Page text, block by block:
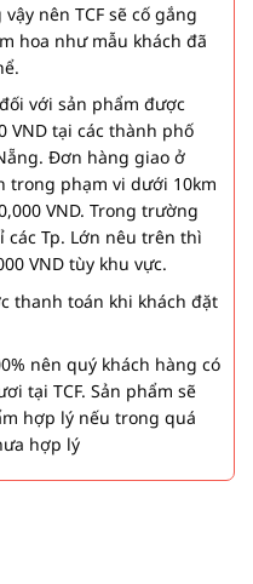
nên TCF sẽ cố gắng
hoa như mẫu khách đã
với sản phẩm được
VND tại các thành phố
Đơn hàng giao ở
trong phạm vi dưới 10km
VND. Trong trường
Tp. Lớn nêu trên thì
VND tùy khu vực.
thanh toán khi khách đặt
nên quý khách hàng có
tại TCF. Sản phẩm sẽ
hợp lý nếu trong quá
hợp lý